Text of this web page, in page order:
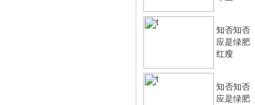
知否知否
应是绿肥
红瘦
知否知否
应是绿肥